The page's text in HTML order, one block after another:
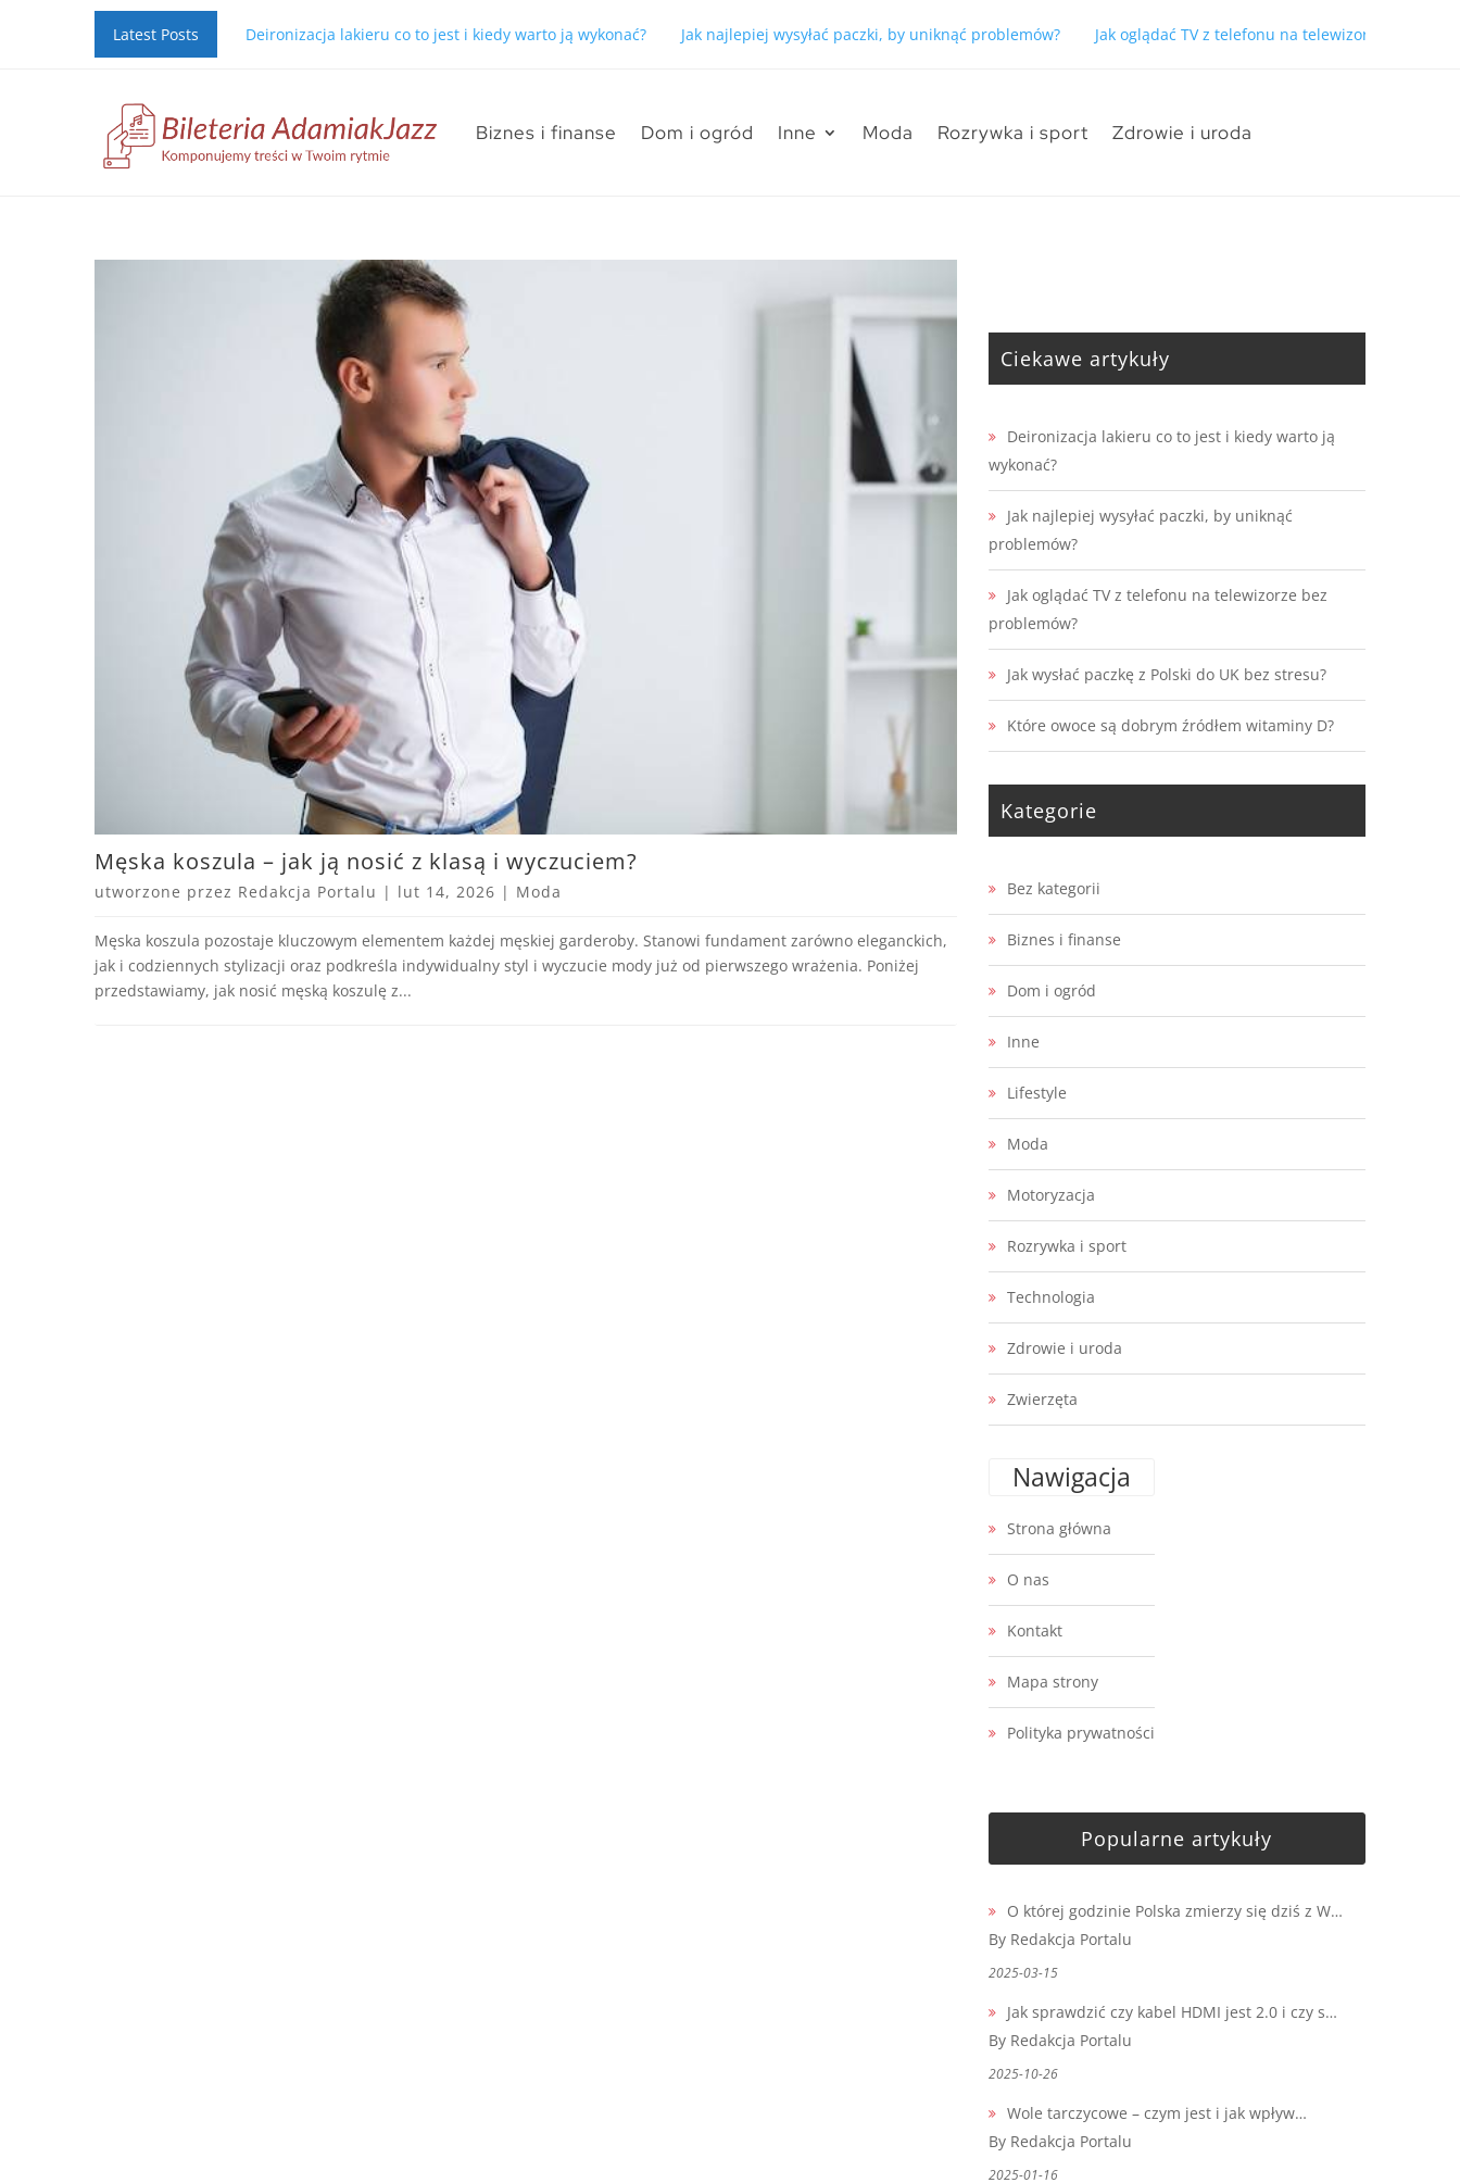
Latest Posts Deironizacja lakieru co to jest i kiedy warto ją wykonać? Jak najlepiej wysyłać paczki, by uniknąć problemów? Jak oglądać TV z telefonu na telewizorze bez
Biznes i finanse Dom i ogród Inne Moda Rozrywka i sport Zdrowie i uroda
Męska koszula – jak ją nosić z klasą i wyczuciem?
utworzone przez Redakcja Portalu | lut 14, 2026 | Moda
Męska koszula pozostaje kluczowym elementem każdej męskiej garderoby. Stanowi fundament zarówno eleganckich,
jak i codziennych stylizacji oraz podkreśla indywidualny styl i wyczucie mody już od pierwszego wrażenia. Poniżej
przedstawiamy, jak nosić męską koszulę z...
Ciekawe artykuły
Deironizacja lakieru co to jest i kiedy warto ją
wykonać?
Jak najlepiej wysyłać paczki, by uniknąć
problemów?
Jak oglądać TV z telefonu na telewizorze bez
problemów?
Jak wysłać paczkę z Polski do UK bez stresu?
Które owoce są dobrym źródłem witaminy D?
Kategorie
Bez kategorii
Biznes i finanse
Dom i ogród
Inne
Lifestyle
Moda
Motoryzacja
Rozrywka i sport
Technologia
Zdrowie i uroda
Zwierzęta
Nawigacja
Strona główna
O nas
Kontakt
Mapa strony
Polityka prywatności
Popularne artykuły
O której godzinie Polska zmierzy się dziś z W…
By Redakcja Portalu
2025-03-15
Jak sprawdzić czy kabel HDMI jest 2.0 i czy s…
By Redakcja Portalu
2025-10-26
Wole tarczycowe – czym jest i jak wpływ…
By Redakcja Portalu
2025-01-16